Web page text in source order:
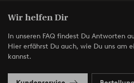
Wir helfen Dir
In unseren FAQ findest Du Antworten
Hier erfährst Du auch, wie Du uns am
kannst.